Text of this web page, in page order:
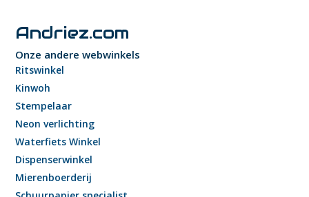
Andriez.com
Onze andere webwinkels
Ritswinkel
Kinwoh
Stempelaar
Neon verlichting
Waterfiets Winkel
Dispenserwinkel
Mierenboerderij